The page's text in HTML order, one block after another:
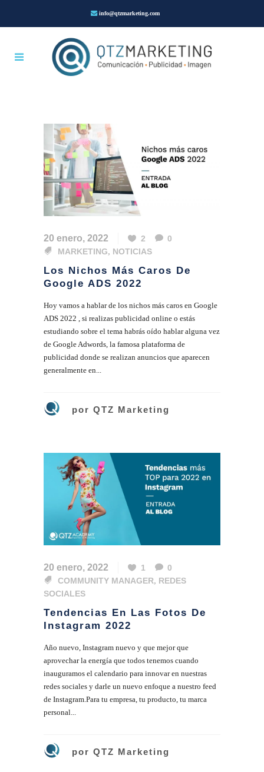
info@qtzmarketing.com
20 enero, 2022 2
0
MARKETING, NOTICIAS
Los Nichos Más Caros De
Google ADS 2022
Hoy vamos a hablar de los nichos más caros en Google
ADS 2022 , si realizas publicidad online o estás
estudiando sobre el tema habrás oído hablar alguna vez
de Google Adwords, la famosa plataforma de
publicidad donde se realizan anuncios que aparecen
generalmente en...
por QTZ Marketing
20 enero, 2022 1
0
COMMUNITY MANAGER, REDES
SOCIALES
Tendencias En Las Fotos De
Instagram 2022
Año nuevo, Instagram nuevo y que mejor que
aprovechar la energía que todos tenemos cuando
inauguramos el calendario para innovar en nuestras
redes sociales y darle un nuevo enfoque a nuestro feed
de Instagram.Para tu empresa, tu producto, tu marca
personal...
por QTZ Marketing